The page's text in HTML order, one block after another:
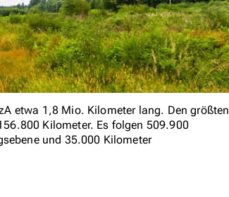
etwa 1,8 Mio. Kilometer lang. Den größten
Kilometer. Es folgen 509.900
und 35.000 Kilometer